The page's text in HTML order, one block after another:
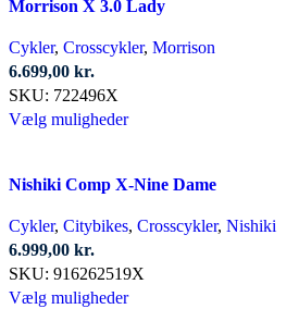
Morrison X 3.0 Lady
Cykler, Crosscykler, Morrison
6.699,00 kr.
SKU: 722496X
Vælg mulighederDette
flere
Mulighederne
vælges
Nishiki Comp X-Nine Dame
Cykler, Citybikes, Crosscykler, Nishiki
6.999,00 kr.
SKU: 916262519X
Vælg mulighederDette